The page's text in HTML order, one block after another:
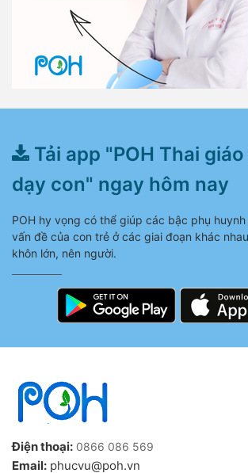
Tải app "POH Thai
dạy con" ngay hôm nay
POH hy vọng có thể giúp các bậc phụ
vấn đề của con trẻ ở các giai đoạn khác
khôn lớn, nên người.
Điện thoại: 0866 086 569
Email: phucvu@poh.vn